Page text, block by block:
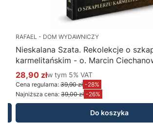
RAFAEL - DOM WYDAWNICZY
Nieskalana Szata. Rekolekcje o
karmelitańskim - o. Marcin
Cena promocyjna brutto
28,90 złw tym %s VAT
w tym 5% VAT
Cena regularna: 39,90 zł -28%
Najniższa cena: 39,00 zł -26%
Do koszyka